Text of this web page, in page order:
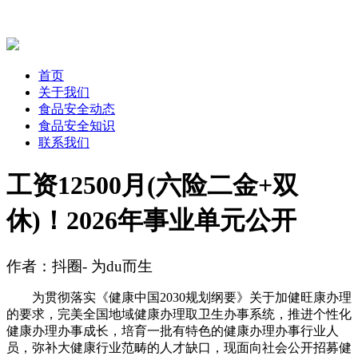
首页
关于我们
食品安全动态
食品安全知识
联系我们
工资12500月(六险二金+双
休)！2026年事业单元公开
作者：抖圈- 为du而生
为贯彻落实《健康中国2030规划纲要》关于加健旺康办理
的要求，完美全国地域健康办理取卫生办事系统，推进个性化
健康办理办事成长，培育一批有特色的健康办理办事行业人
员，弥补大健康行业范畴的人才缺口，现面向社会公开招募健